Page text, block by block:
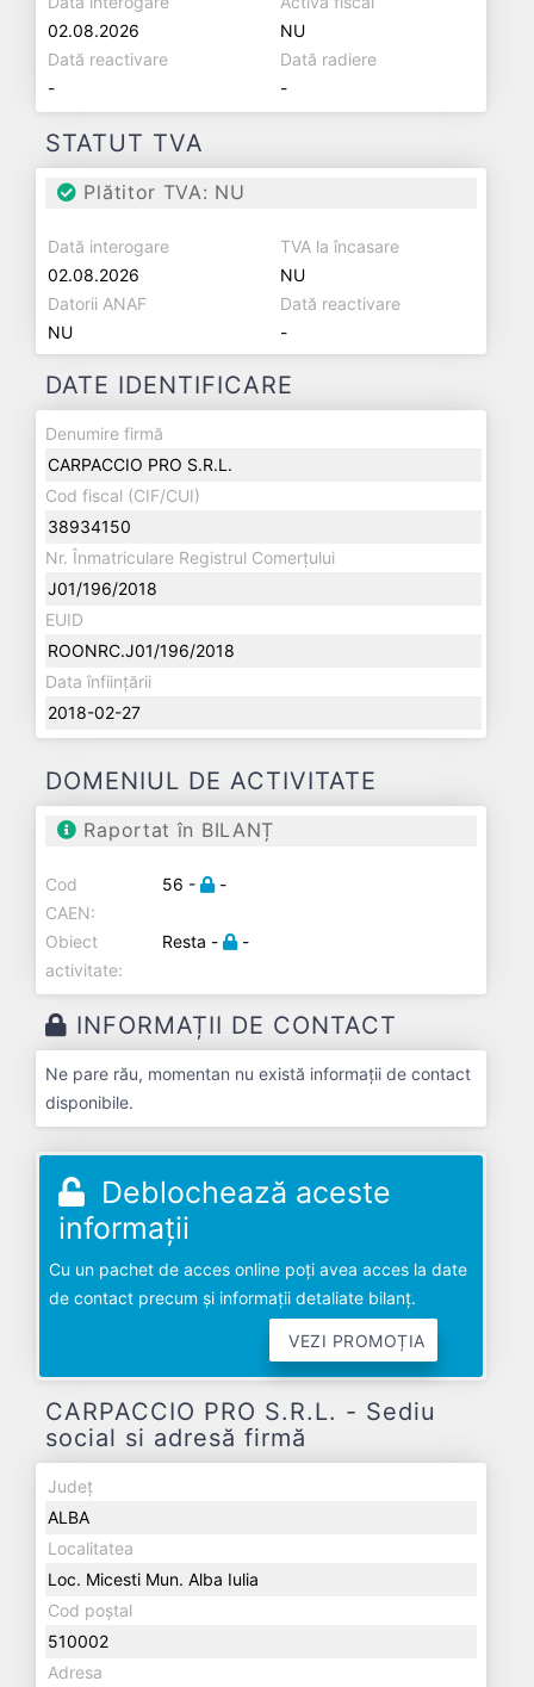
02.08.2026
NU
Dată reactivare
-
Dată radiere
-
STATUT TVA
Plătitor TVA: NU
Dată interogare
02.08.2026
TVA la încasare
NU
Datorii ANAF
NU
Dată reactivare
-
DATE IDENTIFICARE
Denumire firmă
CARPACCIO PRO S.R.L.
Cod fiscal (CIF/CUI)
38934150
Nr. Înmatriculare Registrul Comerțului
J01/196/2018
EUID
ROONRC.J01/196/2018
Data înființării
2018-02-27
DOMENIUL DE ACTIVITATE
Raportat în BILANȚ
Cod
CAEN:
56 - -
Obiect
activitate:
Resta - -
INFORMAȚII DE CONTACT
Ne pare rău, momentan nu există informații de contact
disponibile.
Deblochează aceste
informații
Cu un pachet de acces online poți avea acces la date
de contact precum și informații detaliate bilanț.
VEZI PROMOȚIA
CARPACCIO PRO S.R.L. - Sediu
social si adresă firmă
Județ
ALBA
Localitatea
Loc. Micesti Mun. Alba Iulia
Cod poștal
510002
Adresa